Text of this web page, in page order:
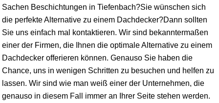
Sachen Beschichtungen in Tiefenbach?Sie wünschen sich
die perfekte Alternative zu einem Dachdecker?Dann sollten
Sie uns einfach mal kontaktieren. Wir sind bekanntermaßen
einer der Firmen, die Ihnen die optimale Alternative zu einem
Dachdecker offerieren können. Genauso Sie haben die
Chance, uns in wenigen Schritten zu besuchen und helfen zu
lassen. Wir sind wie man weiß einer der Unternehmen, die
genauso in diesem Fall immer an Ihrer Seite stehen werden.